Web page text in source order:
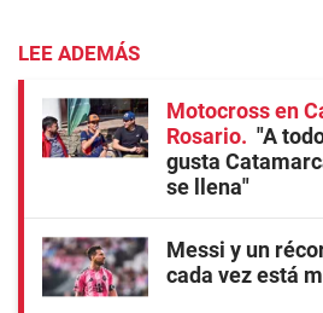
LEE ADEMÁS
Motocross en
Rosario
"A
gusta
se llena"
Messi y un
cada vez está